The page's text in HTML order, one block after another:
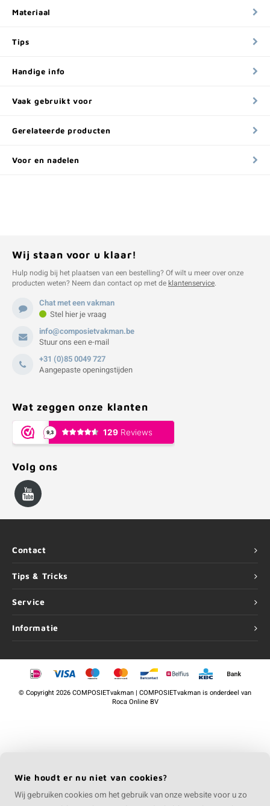
Materiaal
Tips
Handige info
Vaak gebruikt voor
Gerelateerde producten
Voor en nadelen
Wij staan voor u klaar!
Hulp nodig bij het plaatsen van een bestelling? Of wilt u meer over onze
producten weten? Neem dan contact op met deklantenservice.
Chat met een vakman
Stel hier je vraag
info@composietvakman.be
Stuur ons een e-mail
+31 (0)85 0049 727
Aangepaste openingstijden
Wat zeggen onze klanten
Volg ons
Contact
Tips & Tricks
Service
Informatie
©Copyright2026 COMPOSIETvakman | COMPOSIETvakman is onderdeel van
Roca Online BV
Wie houdt er nu niet van cookies?
Wij gebruiken cookies om het gebruik van onze website voor u zo